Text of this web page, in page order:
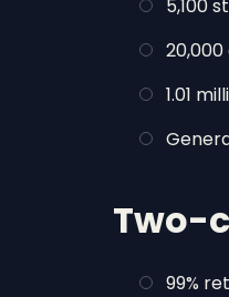
5,100
1.01
Two-
99%